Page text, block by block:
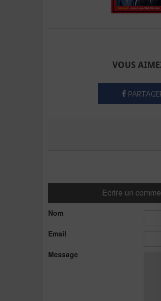
VOUS
Ecrire un
Nom
Email
Message